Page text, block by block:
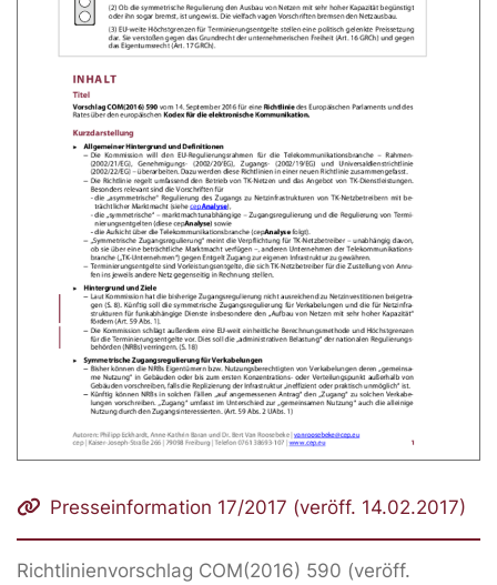
Presseinformation 17/2017 (veröff. 14.02.2017)
Richtlinienvorschlag COM(2016) 590 (veröff.